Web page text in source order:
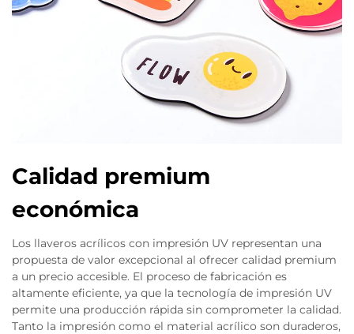
Calidad premium
económica
Los llaveros acrílicos con impresión UV representan una
propuesta de valor excepcional al ofrecer calidad premium
a un precio accesible. El proceso de fabricación es
altamente eficiente, ya que la tecnología de impresión UV
permite una producción rápida sin comprometer la calidad.
Tanto la impresión como el material acrílico son duraderos,